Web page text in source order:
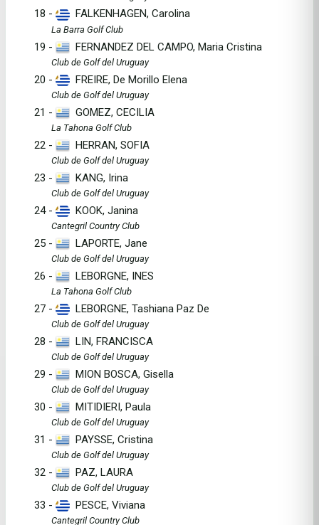
18 - FALKENHAGEN, Carolina
La Barra Golf Club
19 - FERNANDEZ DEL CAMPO, Maria Cristina
Club de Golf del Uruguay
20 - FREIRE, De Morillo Elena
Club de Golf del Uruguay
21 - GOMEZ, CECILIA
La Tahona Golf Club
22 - HERRAN, SOFIA
Club de Golf del Uruguay
23 - KANG, Irina
Club de Golf del Uruguay
24 - KOOK, Janina
Cantegril Country Club
25 - LAPORTE, Jane
Club de Golf del Uruguay
26 - LEBORGNE, INES
La Tahona Golf Club
27 - LEBORGNE, Tashiana Paz De
Club de Golf del Uruguay
28 - LIN, FRANCISCA
Club de Golf del Uruguay
29 - MION BOSCA, Gisella
Club de Golf del Uruguay
30 - MITIDIERI, Paula
Club de Golf del Uruguay
31 - PAYSSE, Cristina
Club de Golf del Uruguay
32 - PAZ, LAURA
Club de Golf del Uruguay
33 - PESCE, Viviana
Cantegril Country Club